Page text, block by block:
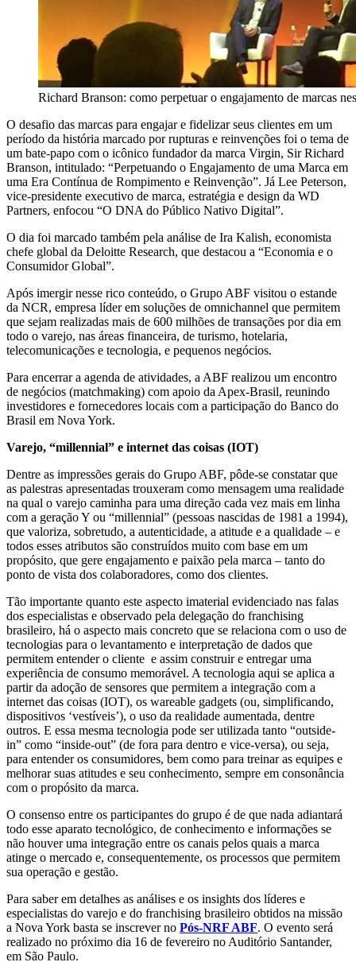
Richard Branson: como perpetuar o engajamento de marcas
O desafio das marcas para engajar e fidelizar seus clientes em um
período da história marcado por rupturas e reinvenções foi o tema de
um bate-papo com o icônico fundador da marca Virgin, Sir Richard
Branson, intitulado: “Perpetuando o Engajamento de uma Marca em
uma Era Contínua de Rompimento e Reinvenção”. Já Lee Peterson,
vice-presidente executivo de marca, estratégia e design da WD
Partners, enfocou “O DNA do Público Nativo Digital”.
O dia foi marcado também pela análise de Ira Kalish, economista
chefe global da Deloitte Research, que destacou a “Economia e o
Consumidor Global”.
Após imergir nesse rico conteúdo, o Grupo ABF visitou o estande
da NCR, empresa líder em soluções de omnichannel que permitem
que sejam realizadas mais de 600 milhões de transações por dia em
todo o varejo, nas áreas financeira, de turismo, hotelaria,
telecomunicações e tecnologia, e pequenos negócios.
Para encerrar a agenda de atividades, a ABF realizou um encontro
de negócios (matchmaking) com apoio da Apex-Brasil, reunindo
investidores e fornecedores locais com a participação do Banco do
Brasil em Nova York.
Varejo, “millennial” e internet das coisas (IOT)
Dentre as impressões gerais do Grupo ABF, pôde-se constatar que
as palestras apresentadas trouxeram como mensagem uma realidade
na qual o varejo caminha para uma direção cada vez mais em linha
com a geração Y ou “millennial” (pessoas nascidas de 1981 a 1994),
que valoriza, sobretudo, a autenticidade, a atitude e a qualidade – e
todos esses atributos são construídos muito com base em um
propósito, que gere engajamento e paixão pela marca – tanto do
ponto de vista dos colaboradores, como dos clientes.
Tão importante quanto este aspecto imaterial evidenciado nas falas
dos especialistas e observado pela delegação do franchising
brasileiro, há o aspecto mais concreto que se relaciona com o uso de
tecnologias para o levantamento e interpretação de dados que
permitem entender o cliente e assim construir e entregar uma
experiência de consumo memorável. A tecnologia aqui se aplica a
partir da adoção de sensores que permitem a integração com a
internet das coisas (IOT), os wareable gadgets (ou, simplificando,
dispositivos ‘vestíveis’), o uso da realidade aumentada, dentre
outros. E essa mesma tecnologia pode ser utilizada tanto “outside-
in” como “inside-out” (de fora para dentro e vice-versa), ou seja,
para entender os consumidores, bem como para treinar as equipes e
melhorar suas atitudes e seu conhecimento, sempre em consonância
com o propósito da marca.
O consenso entre os participantes do grupo é de que nada adiantará
todo esse aparato tecnológico, de conhecimento e informações se
não houver uma integração entre os canais pelos quais a marca
atinge o mercado e, consequentemente, os processos que permitem
sua operação e gestão.
Para saber em detalhes as análises e os insights dos líderes e
especialistas do varejo e do franchising brasileiro obtidos na missão
a Nova York basta se inscrever no Pós-NRF ABF. O evento será
realizado no próximo dia 16 de fevereiro no Auditório Santander,
em São Paulo.